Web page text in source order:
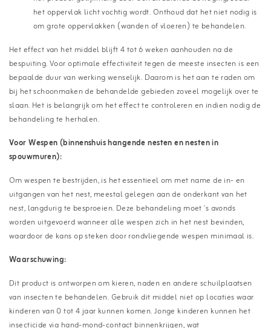
het oppervlak licht vochtig wordt. Onthoud dat het niet nodig is
om grote oppervlakken (wanden of vloeren) te behandelen.
Het effect van het middel blijft 4 tot 6 weken aanhouden na de
bespuiting. Voor optimale effectiviteit tegen de meeste insecten is een
bepaalde duur van werking wenselijk. Daarom is het aan te raden om
bij het schoonmaken de behandelde gebieden zoveel mogelijk over te
slaan. Het is belangrijk om het effect te controleren en indien nodig de
behandeling te herhalen.
Voor Wespen (binnenshuis hangende nesten en nesten in
spouwmuren):
Om wespen te bestrijden, is het essentieel om met name de in- en
uitgangen van het nest, meestal gelegen aan de onderkant van het
nest, langdurig te besproeien. Deze behandeling moet 's avonds
worden uitgevoerd wanneer alle wespen zich in het nest bevinden,
waardoor de kans op steken door rondvliegende wespen minimaal is.
Waarschuwing:
Dit product is ontworpen om kieren, naden en andere schuilplaatsen
van insecten te behandelen. Gebruik dit middel niet op locaties waar
kinderen van 0 tot 4 jaar kunnen komen. Jonge kinderen kunnen het
insecticide via hand-mond-contact binnenkrijgen, wat